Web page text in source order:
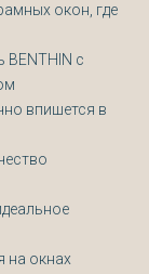
окон, где
с
впишется в
на окнах